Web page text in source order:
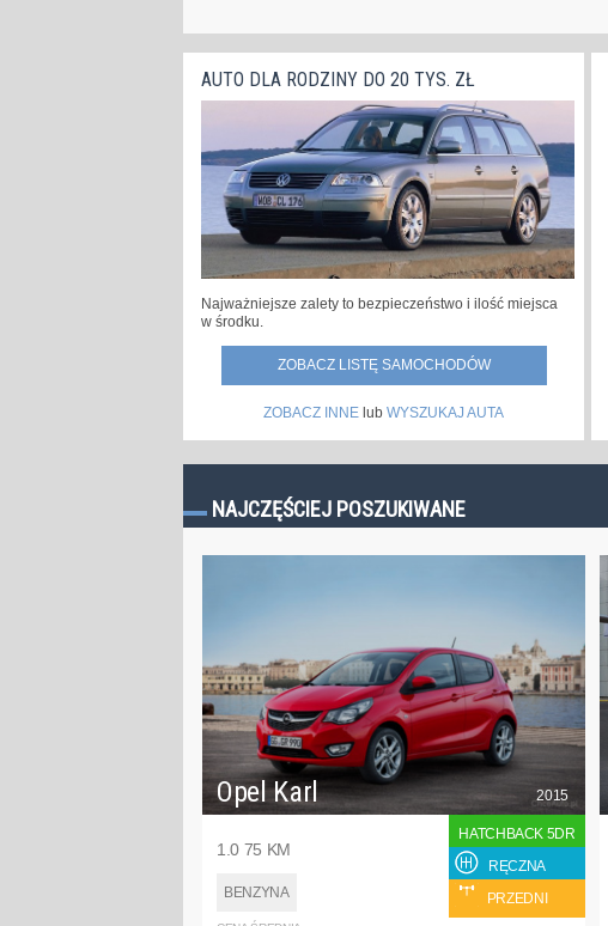
AUTO DLA RODZINY DO 20 TYS. ZŁ
Najważniejsze zalety to bezpieczeństwo i ilość miejsca
w środku.
ZOBACZ LISTĘ SAMOCHODÓW
ZOBACZ INNE lub WYSZUKAJ AUTA
NAJCZĘŚCIEJ POSZUKIWANE
Opel Karl
1.0 75 KM
BENZYNA
2015
HATCHBACK 5DR
RĘCZNA
PRZEDNI